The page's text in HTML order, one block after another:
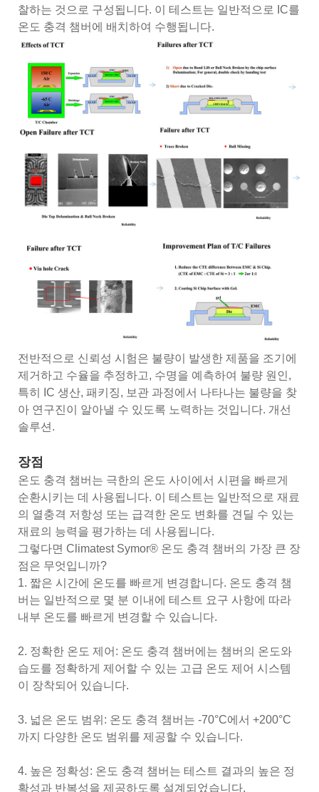
찰하는 것으로 구성됩니다. 이 테스트는 일반적으로 IC를
온도 충격 챔버에 배치하여 수행됩니다.
전반적으로 신뢰성 시험은 불량이 발생한 제품을 조기에
제거하고 수율을 추정하고, 수명을 예측하여 불량 원인,
특히 IC 생산, 패키징, 보관 과정에서 나타나는 불량을 찾
아 연구진이 알아낼 수 있도록 노력하는 것입니다. 개선
솔루션.
장점
온도 충격 챔버는 극한의 온도 사이에서 시편을 빠르게
순환시키는 데 사용됩니다. 이 테스트는 일반적으로 재료
의 열충격 저항성 또는 급격한 온도 변화를 견딜 수 있는
재료의 능력을 평가하는 데 사용됩니다.
그렇다면 Climatest Symor® 온도 충격 챔버의 가장 큰 장
점은 무엇입니까?
1. 짧은 시간에 온도를 빠르게 변경합니다. 온도 충격 챔
버는 일반적으로 몇 분 이내에 테스트 요구 사항에 따라
내부 온도를 빠르게 변경할 수 있습니다.
2. 정확한 온도 제어: 온도 충격 챔버에는 챔버의 온도와
습도를 정확하게 제어할 수 있는 고급 온도 제어 시스템
이 장착되어 있습니다.
3. 넓은 온도 범위: 온도 충격 챔버는 -70°C에서 +200°C
까지 다양한 온도 범위를 제공할 수 있습니다.
4. 높은 정확성: 온도 충격 챔버는 테스트 결과의 높은 정
확성과 반복성을 제공하도록 설계되었습니다.